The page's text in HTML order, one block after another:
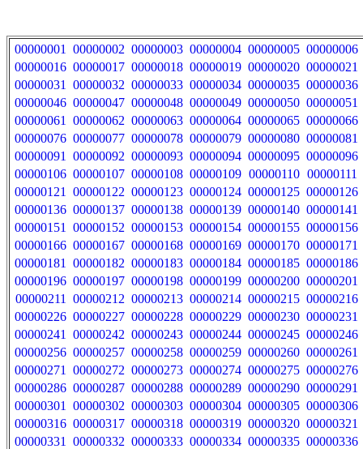
00000001 00000002 00000003 00000004 00000005 00000006
00000016 00000017 00000018 00000019 00000020 00000021
00000031
00000032 00000033 00000034 00000035 00000036
00000046 00000047 00000048 00000049 00000050 00000051
00000061
00000062 00000063 00000064 00000065 00000066
00000076 00000077 00000078 00000079 00000080 00000081
00000091
00000092 00000093 00000094 00000095 00000096
00000106 00000107 00000108 00000109 00000110 00000111
00000121
00000122 00000123 00000124 00000125 00000126
00000136 00000137 00000138 00000139 00000140 00000141
00000151
00000152 00000153 00000154 00000155 00000156
00000166 00000167 00000168 00000169 00000170 00000171
00000181
00000182 00000183 00000184 00000185 00000186
00000196 00000197 00000198 00000199 00000200 00000201
00000211
00000212 00000213 00000214 00000215 00000216
00000226 00000227 00000228 00000229 00000230 00000231
00000241
00000242 00000243 00000244 00000245 00000246
00000256 00000257 00000258 00000259 00000260 00000261
00000271
00000272 00000273 00000274 00000275 00000276
00000286 00000287 00000288 00000289 00000290 00000291
00000301
00000302 00000303 00000304 00000305 00000306
00000316 00000317 00000318 00000319 00000320 00000321
00000331
00000332 00000333 00000334 00000335 00000336